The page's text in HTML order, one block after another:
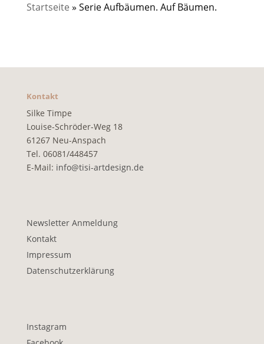
Startseite » Serie Aufbäumen. Auf Bäumen.
Kontakt
Silke Timpe
Louise-Schröder-Weg 18
61267 Neu-Anspach
Tel. 06081/448457
E-Mail: info@tisi-artdesign.de
Newsletter Anmeldung
Kontakt
Impressum
Datenschutzerklärung
Instagram